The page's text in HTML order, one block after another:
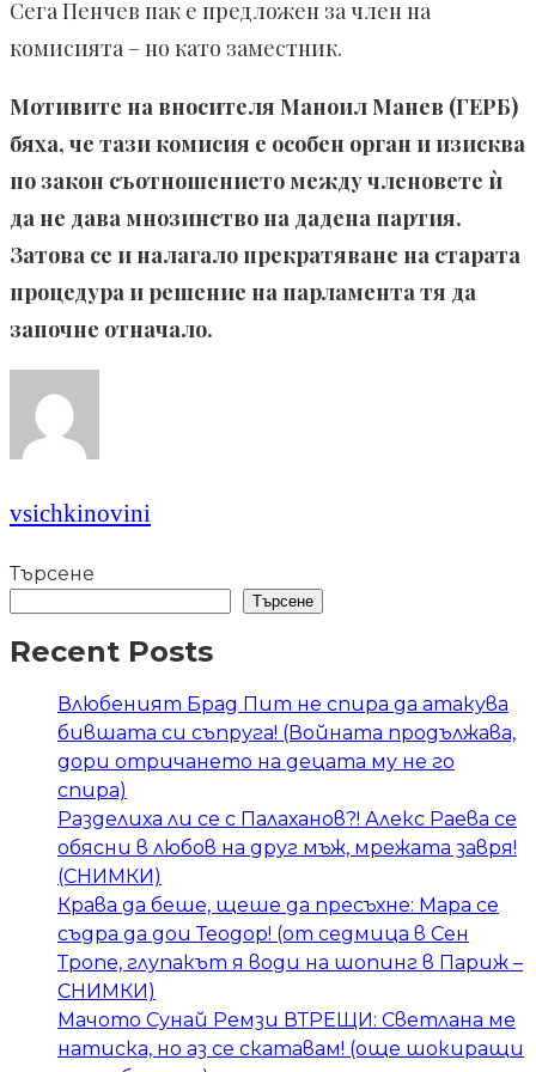
Сега Пенчев пак е предложен за член на
комисията – но като заместник.
Мотивите на вносителя Маноил Манев (ГЕРБ)
бяха, че тази комисия е особен орган и изисква
по закон съотношението между членовете ѝ
да не дава мнозинство на дадена партия.
Затова се и налагало прекратяване на старата
процедура и решение на парламента тя да
започне отначало.
vsichkinovini
Търсене
Търсене
Recent Posts
Влюбеният Брад Пит не спира да атакува
бившата си съпруга! (Войната продължава,
дори отричането на децата му не го
спира)
Разделиха ли се с Палаханов?! Алекс Раева се
обясни в любов на друг мъж, мрежата завря!
(СНИМКИ)
Крава да беше, щеше да пресъхне: Мара се
съдра да дои Теодор! (от седмица в Сен
Тропе, глупакът я води на шопинг в Париж –
СНИМКИ)
Мачото Сунай Ремзи ВТРЕЩИ: Светлана ме
натиска, но аз се скатавам! (още шокиращи